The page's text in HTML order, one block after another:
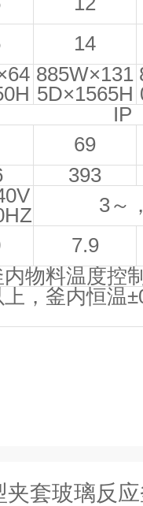
14
64 885W×131
5D×1565H
IP
69
393
3～
7.9
物料温度控
，釜内恒温±
夹套玻璃反